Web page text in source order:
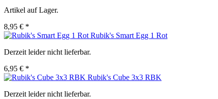
Artikel auf Lager.
8,95 € *
Rubik's Smart Egg 1 Rot
Derzeit leider nicht lieferbar.
6,95 € *
Rubik's Cube 3x3 RBK
Derzeit leider nicht lieferbar.